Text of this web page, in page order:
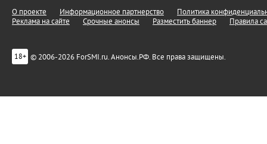
О проекте Информационное партнерство
Политика
Реклама на сайте
Срочные анонсы Разместить баннер Правила
18+ © 2006-2026 ForSMI.ru. Анонсы.РФ. Все права защищены.